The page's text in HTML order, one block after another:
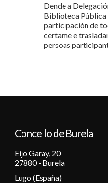
Dende a
Biblioteca Pública
participación de
certame e
persoas
Concello de Burela
Eijo Garay, 20
27880 - Burela
Lugo (España)